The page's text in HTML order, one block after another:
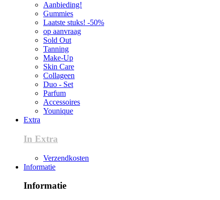
Aanbieding!
Gummies
Laatste stuks! -50%
op aanvraag
Sold Out
Tanning
Make-Up
Skin Care
Collageen
Duo - Set
Parfum
Accessoires
Younique
Extra
In Extra
Verzendkosten
Informatie
Informatie